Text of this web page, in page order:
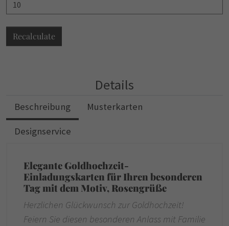
Recalculate
Details
Beschreibung Musterkarten
Designservice
Elegante Goldhochzeit-
Einladungskarten für Ihren besonderen
Tag mit dem Motiv, Rosengrüße
Herzlichen Glückwunsch zur Goldhochzeit!
Feiern Sie diesen besonderen Anlass mit Familie